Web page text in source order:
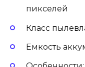
пикселей
Класс
Емкость